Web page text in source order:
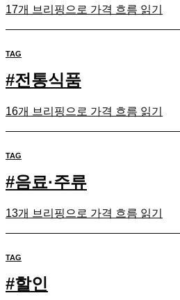
17개 브리핑으로 가격 흐름 읽기
TAG
#전통식품
16개 브리핑으로 가격 흐름 읽기
TAG
#음료·주류
13개 브리핑으로 가격 흐름 읽기
TAG
#할인